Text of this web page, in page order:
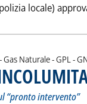
locale)
- Gas Naturale - GPL -
“pronto intervento”